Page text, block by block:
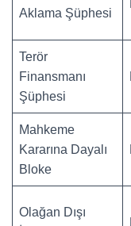
Aklama Şüphesi
Terör
Finansmanı
Şüphesi
Mahkeme
Kararına Dayalı
Bloke
Olağan Dışı